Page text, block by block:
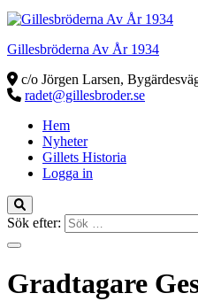
Gillesbröderna Av År 1934
c/o Jörgen Larsen,
radet@gillesbroder.se
Hem
Nyheter
Gillets Historia
Logga in
Sök efter:
Gradtagare